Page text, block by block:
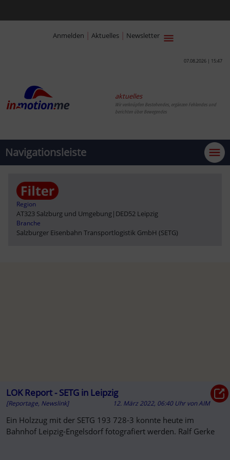
Anmelden | Aktuelles | Newsletter
07.08.2026 | 15:47
aktuelles
Wir verknüpfen Bestehendes, ergänzen Fehlendes und
berichten über Bewegendes
Navigationsleiste
Region
AT323 Salzburg und Umgebung| DED52 Leipzig
Branche
Salzburger Eisenbahn Transportlogistik GmbH (SETG)
LOK Report - SETG in Leipzig
[Reportage, Newslink] 12. März 2022, 06:40 Uhr vonAIM
Ein Holzzug mit der SETG 193 728-3 konnte heute im
Bahnhof Leipzig-Engelsdorf fotografiert werden. Ralf Gerke